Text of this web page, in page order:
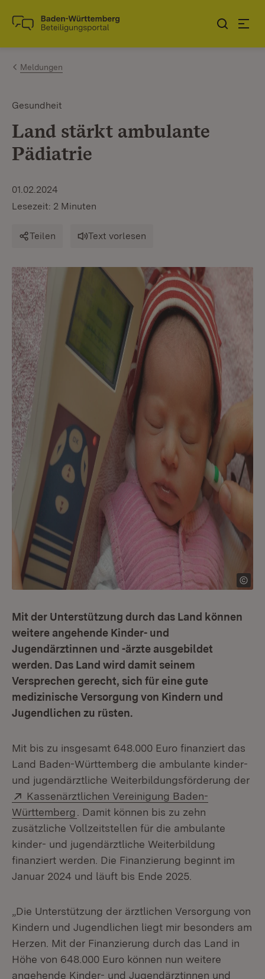
Zum Inhalt springen
Link zur Startseite
Meldungen
Gesundheit
Land stärkt ambulante
Pädiatrie
01.02.2024
Lesezeit: 2 Minuten
Teilen Text vorlesen
Mit der Unterstützung durch das Land können
weitere angehende Kinder- und
Jugendärztinnen und -ärzte ausgebildet
werden. Das Land wird damit seinem
Versprechen gerecht, sich für eine gute
medizinische Versorgung von Kindern und
Jugendlichen zu rüsten.
Mit bis zu insgesamt 648.000 Euro finanziert das
Land Baden-Württemberg die ambulante kinder-
und jugendärztliche Weiterbildungsförderung der
Extern:
Kassenärztlichen Vereinigung Baden-
Württemberg (Öffnet in neuem Fenster)
. Damit können bis zu zehn
zusätzliche Vollzeitstellen für die ambulante
kinder- und jugendärztliche Weiterbildung
finanziert werden. Die Finanzierung beginnt im
Januar 2024 und läuft bis Ende 2025.
„Die Unterstützung der ärztlichen Versorgung von
Kindern und Jugendlichen liegt mir besonders am
Herzen. Mit der Finanzierung durch das Land in
Höhe von 648.000 Euro können nun weitere
angehende Kinder- und Jugendärztinnen und